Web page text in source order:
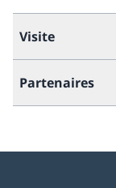
Visite
Partenaires